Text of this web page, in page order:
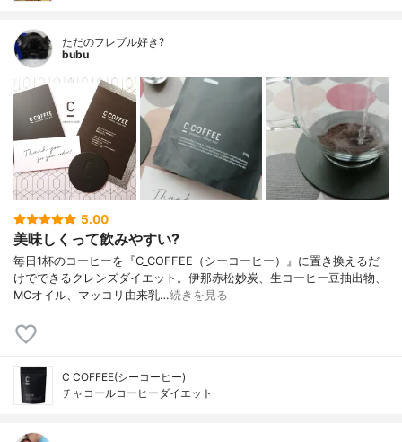
ただのフレブル好き?
bubu
5.00
美味しくって飲みやすい?
毎日1杯のコーヒーを『C_COFFEE（シーコーヒー）』に置き換えるだ
けでできるクレンズダイエット。伊那赤松妙炭、生コーヒー豆抽出物、
MCオイル、マッコリ由来乳…続きを見る
C COFFEE(シーコーヒー)
チャコールコーヒーダイエット